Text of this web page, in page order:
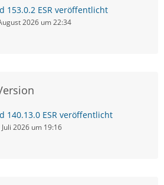
153.0.2 ESR veröffentlicht
2026 um 22:34
140.13.0 ESR veröffentlicht
Juli 2026 um 19:16